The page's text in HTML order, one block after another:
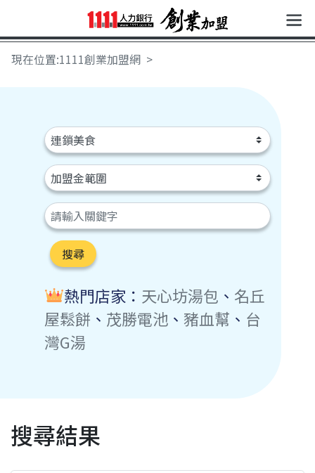
現在位置:1111創業加盟網
搜尋
熱門店家： 天心坊湯包 、 名丘
屋鬆餅 、 茂勝電池 、 豬血幫 、 台
灣G湯
搜尋結果